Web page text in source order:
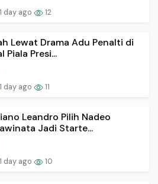
1 day ago 12
Lewat Drama Adu Penalti di
Piala Presi...
1 day ago 11
Leandro Pilih Nadeo
Jadi Starte...
1 day ago 10